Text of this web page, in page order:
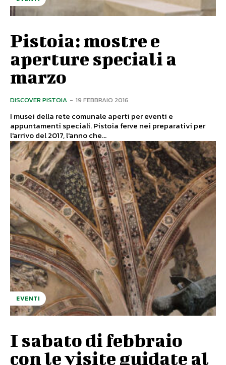
Pistoia: mostre e
aperture speciali a
marzo
DISCOVER PISTOIA - 19 FEBBRAIO 2016
I musei della rete comunale aperti per eventi e
appuntamenti speciali. Pistoia ferve nei preparativi per
l'arrivo del 2017, l'anno che...
EVENTI
I sabato di febbraio
con le visite guidate al